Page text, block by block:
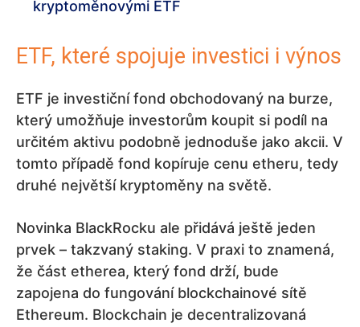
kryptoměnovými ETF
ETF, které spojuje investici i výnos
ETF je investiční fond obchodovaný na burze,
který umožňuje investorům koupit si podíl na
určitém aktivu podobně jednoduše jako akcii. V
tomto případě fond kopíruje cenu etheru, tedy
druhé největší kryptoměny na světě.
Novinka BlackRocku ale přidává ještě jeden
prvek – takzvaný staking. V praxi to znamená,
že část etherea, který fond drží, bude
zapojena do fungování blockchainové sítě
Ethereum. Blockchain je decentralizovaná